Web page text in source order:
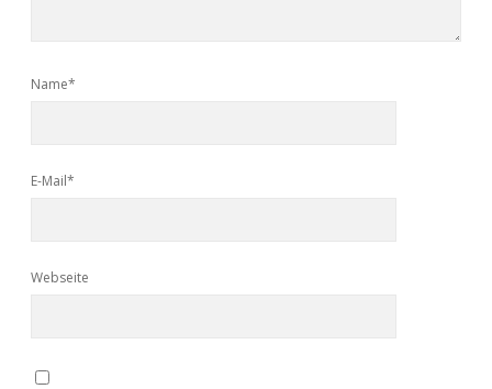
Name*
E-Mail*
Webseite